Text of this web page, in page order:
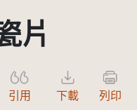
片
引用 下載 列印